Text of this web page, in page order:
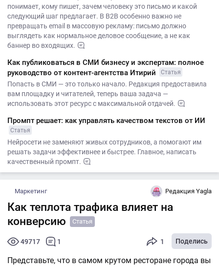
понимает, кому пишет, зачем человеку это письмо и какой
следующий шаг предлагает. В B2B особенно важно не
превращать email в массовую рекламу: письмо должно
выглядеть как нормальное деловое сообщение, а не как
баннер во входящих.
Как публиковаться в СМИ бизнесу и экспертам: полное
руководство от контент-агентства Итирий
Статья
Попасть в СМИ — это только начало. Редакция предоставила
вам площадку и читателей, теперь ваша задача —
использовать этот ресурс с максимальной отдачей.
Промпт решает: как управлять качеством текстов от ИИ
Статья
Нейросети не заменяют живых сотрудников, а помогают им
решать задачи эффективнее и быстрее. Главное, написать
качественный промпт.
Маркетинг Редакция Yagla
Как теплота трафика влияет на
конверсию
Статья
49717 1 1 Поделись
Представьте, что в самом крутом ресторане города вы